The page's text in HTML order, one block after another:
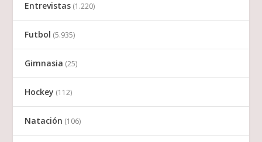
Entrevistas (1.220)
Futbol (5.935)
Gimnasia (25)
Hockey (112)
Natación (106)